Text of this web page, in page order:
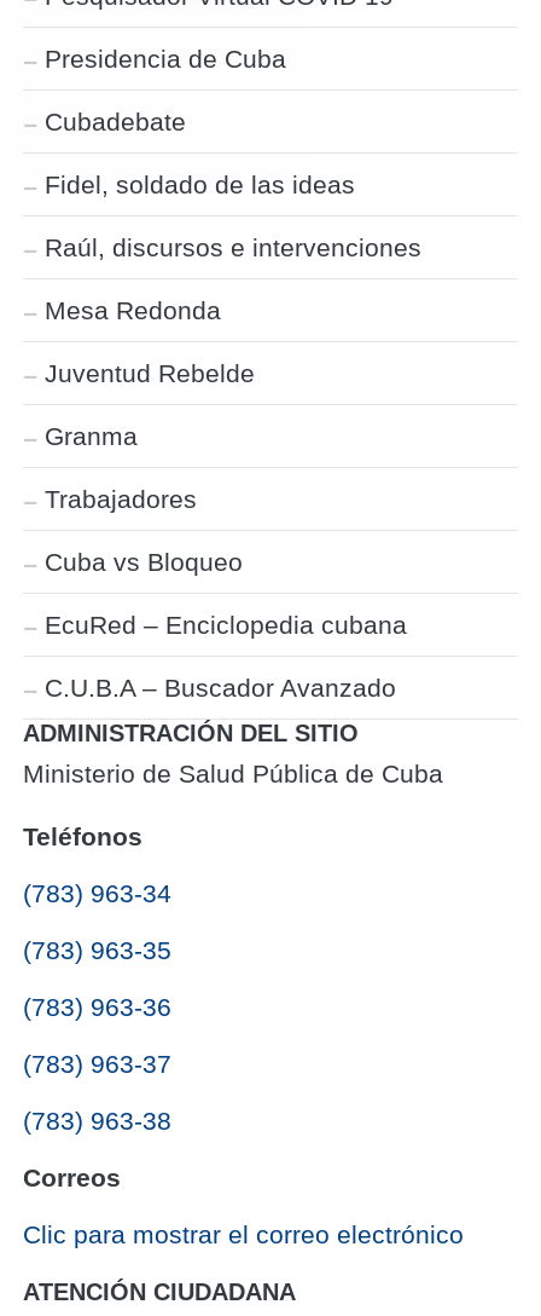
Presidencia de Cuba
Cubadebate
Fidel, soldado de las ideas
Raúl, discursos e intervenciones
Mesa Redonda
Juventud Rebelde
Granma
Trabajadores
Cuba vs Bloqueo
EcuRed – Enciclopedia cubana
C.U.B.A – Buscador Avanzado
ADMINISTRACIÓN DEL SITIO
Ministerio de Salud Pública de Cuba
Teléfonos
(783) 963-34
(783) 963-35
(783) 963-36
(783) 963-37
(783) 963-38
Correos
‎Clic para mostrar el correo electrónico
ATENCIÓN CIUDADANA